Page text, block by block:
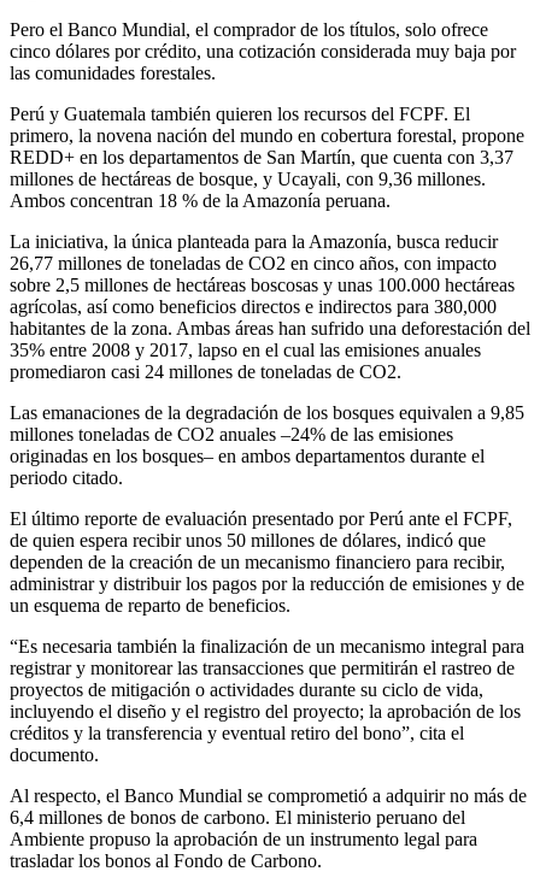
Pero el Banco Mundial, el comprador de los títulos, solo ofrece
cinco dólares por crédito, una cotización considerada muy baja por
las comunidades forestales.
Perú y Guatemala también quieren los recursos del FCPF. El
primero, la novena nación del mundo en cobertura forestal, propone
REDD+ en los departamentos de San Martín, que cuenta con 3,37
millones de hectáreas de bosque, y Ucayali, con 9,36 millones.
Ambos concentran 18 % de la Amazonía peruana.
La iniciativa, la única planteada para la Amazonía, busca reducir
26,77 millones de toneladas de CO2 en cinco años, con impacto
sobre 2,5 millones de hectáreas boscosas y unas 100.000 hectáreas
agrícolas, así como beneficios directos e indirectos para 380,000
habitantes de la zona. Ambas áreas han sufrido una deforestación del
35% entre 2008 y 2017, lapso en el cual las emisiones anuales
promediaron casi 24 millones de toneladas de CO2.
Las emanaciones de la degradación de los bosques equivalen a 9,85
millones toneladas de CO2 anuales –24% de las emisiones
originadas en los bosques– en ambos departamentos durante el
periodo citado.
El último reporte de evaluación presentado por Perú ante el FCPF,
de quien espera recibir unos 50 millones de dólares, indicó que
dependen de la creación de un mecanismo financiero para recibir,
administrar y distribuir los pagos por la reducción de emisiones y de
un esquema de reparto de beneficios.
“Es necesaria también la finalización de un mecanismo integral para
registrar y monitorear las transacciones que permitirán el rastreo de
proyectos de mitigación o actividades durante su ciclo de vida,
incluyendo el diseño y el registro del proyecto; la aprobación de los
créditos y la transferencia y eventual retiro del bono”, cita el
documento.
Al respecto, el Banco Mundial se comprometió a adquirir no más de
6,4 millones de bonos de carbono. El ministerio peruano del
Ambiente propuso la aprobación de un instrumento legal para
trasladar los bonos al Fondo de Carbono.